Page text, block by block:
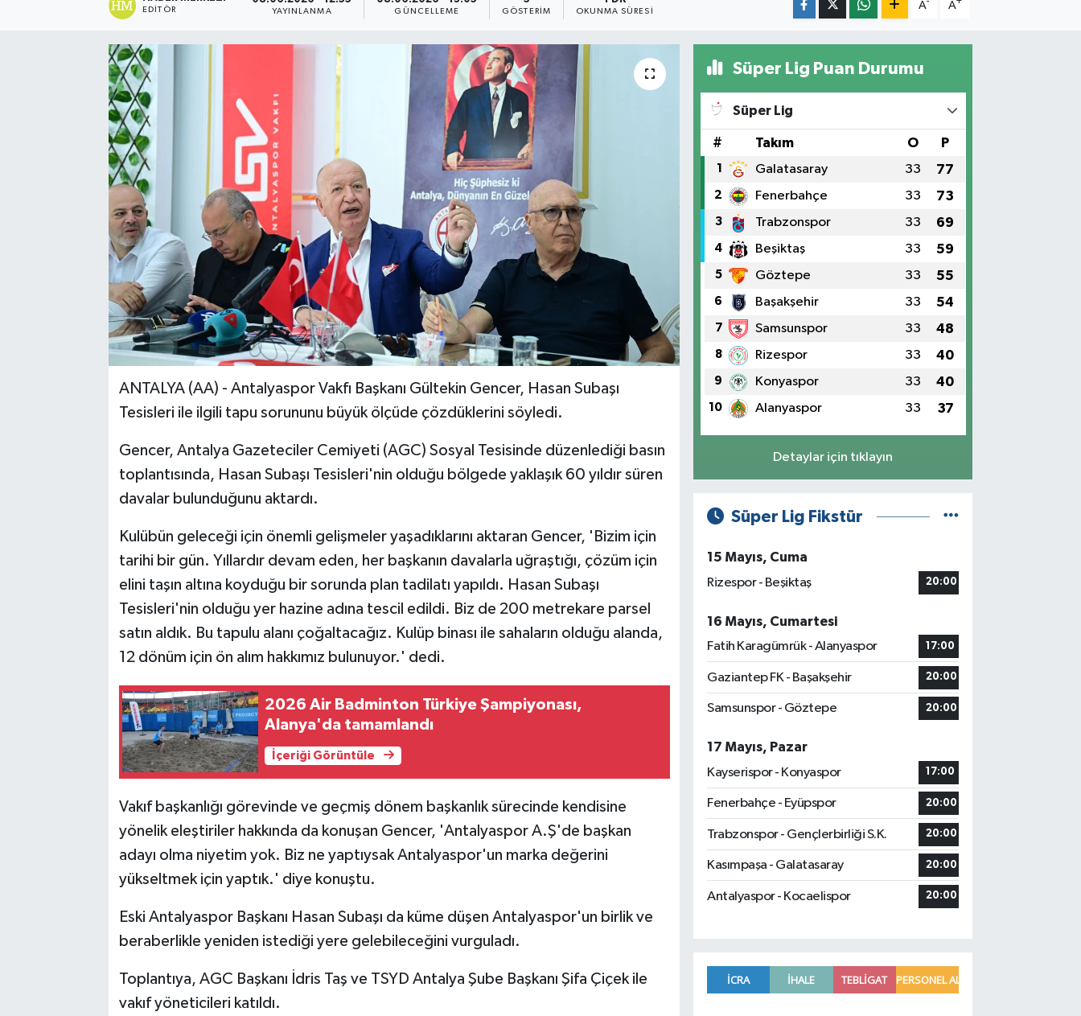
EDITÖR YAYINLANMA GÜNCELLEME GÖSTERIM OKUNMA SÜRESI
A A
ANTALYA (AA) - Antalyaspor Vakfı Başkanı Gültekin Gencer, Hasan Subaşı
Tesisleri ile ilgili tapu sorununu büyük ölçüde çözdüklerini söyledi.
Gencer, Antalya Gazeteciler Cemiyeti (AGC) Sosyal Tesisinde düzenlediği basın
toplantısında, Hasan Subaşı Tesisleri'nin olduğu bölgede yaklaşık 60 yıldır süren
davalar bulunduğunu aktardı.
Kulübün geleceği için önemli gelişmeler yaşadıklarını aktaran Gencer, 'Bizim için
tarihi bir gün. Yıllardır devam eden, her başkanın davalarla uğraştığı, çözüm için
elini taşın altına koyduğu bir sorunda plan tadilatı yapıldı. Hasan Subaşı
Tesisleri'nin olduğu yer hazine adına tescil edildi. Biz de 200 metrekare parsel
satın aldık. Bu tapulu alanı çoğaltacağız. Kulüp binası ile sahaların olduğu alanda,
12 dönüm için ön alım hakkımız bulunuyor.' dedi.
2026 Air Badminton Türkiye Şampiyonası,
Alanya'da tamamlandı
İçeriği Görüntüle
Vakıf başkanlığı görevinde ve geçmiş dönem başkanlık sürecinde kendisine
yönelik eleştiriler hakkında da konuşan Gencer, 'Antalyaspor A.Ş'de başkan
adayı olma niyetim yok. Biz ne yaptıysak Antalyaspor'un marka değerini
yükseltmek için yaptık.' diye konuştu.
Eski Antalyaspor Başkanı Hasan Subaşı da küme düşen Antalyaspor'un birlik ve
beraberlikle yeniden istediği yere gelebileceğini vurguladı.
Toplantıya, AGC Başkanı İdris Taş ve TSYD Antalya Şube Başkanı Şifa Çiçek ile
vakıf yöneticileri katıldı.
Süper Lig Puan Durumu
Süper Lig
# Takım O P
1 Galatasaray 33 77
2 Fenerbahçe 33 73
3 Trabzonspor 33 69
4 Beşiktaş 33 59
5 Göztepe 33 55
6 Başakşehir 33 54
7 Samsunspor 33 48
8 Rizespor 33 40
9 Konyaspor 33 40
10 Alanyaspor 33 37
Detaylar için tıklayın
Süper Lig Fikstür
15 Mayıs, Cuma
Rizespor - Beşiktaş
20:00
16 Mayıs, Cumartesi
Fatih Karagümrük - Alanyaspor
17:00
Gaziantep FK - Başakşehir 20:00
Samsunspor - Göztepe 20:00
17 Mayıs, Pazar
Kayserispor - Konyaspor
17:00
Fenerbahçe - Eyüpspor 20:00
Trabzonspor - Gençlerbirliği S.K. 20:00
Kasımpaşa - Galatasaray 20:00
Antalyaspor - Kocaelispor 20:00